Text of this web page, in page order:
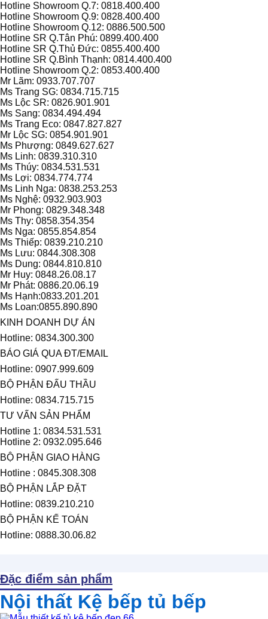
Hotline Showroom Q.7: 0818.400.400
Hotline Showroom Q.9: 0828.400.400
Hotline Showroom Q.12: 0886.500.500
Hotline SR Q.Tân Phú: 0899.400.400
Hotline SR Q.Thủ Đức: 0855.400.400
Hotline SR Q.Bình Thạnh: 0814.400.400
Hotline Showroom Q.2: 0853.400.400
Mr Lãm: 0933.707.707
Ms Trang SG: 0834.715.715
Ms Lộc SR: 0826.901.901
Ms Sang: 0834.494.494
Ms Trang Eco: 0847.827.827
Mr Lộc SG: 0854.901.901
Ms Phượng: 0849.627.627
Ms Linh: 0839.310.310
Ms Thúy: 0834.531.531
Ms Lợi: 0834.774.774
Ms Linh Nga: 0838.253.253
Ms Nghệ: 0932.903.903
Mr Phong: 0829.348.348
Ms Thy: 0858.354.354
Ms Nga: 0855.854.854
Ms Thiếp: 0839.210.210
Ms Lưu: 0844.308.308
Ms Dung: 0844.810.810
Mr Huy: 0848.26.08.17
Mr Phát: 0886.20.06.19
Ms Hạnh:0833.201.201
Ms Loan:0855.890.890
KINH DOANH DỰ ÁN
Hotline: 0834.300.300
BÁO GIÁ QUA ĐT/EMAIL
Hotline: 0907.999.609
BỘ PHẬN ĐẤU THẦU
Hotline: 0834.715.715
TƯ VẤN SẢN PHẨM
Hotline 1: 0834.531.531
Hotline 2: 0932.095.646
BỘ PHẬN GIAO HÀNG
Hotline : 0845.308.308
BỘ PHẬN LẮP ĐẶT
Hotline: 0839.210.210
BỘ PHẬN KẾ TOÁN
Hotline: 0888.30.06.82
Đặc điểm sản phẩm
Nội thất Kệ bếp tủ bếp